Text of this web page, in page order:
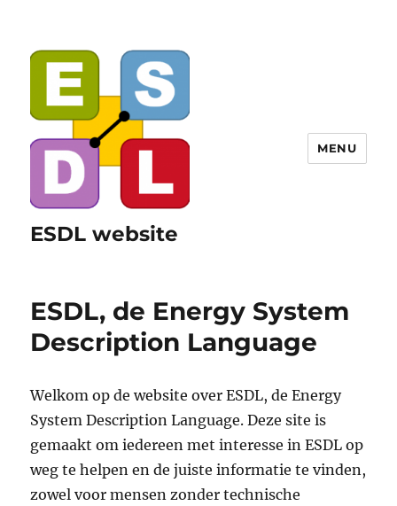
ESDL website
MENU
ESDL, de Energy System
Description Language
Welkom op de website over ESDL, de Energy
System Description Language. Deze site is
gemaakt om iedereen met interesse in ESDL op
weg te helpen en de juiste informatie te vinden,
zowel voor mensen zonder technische